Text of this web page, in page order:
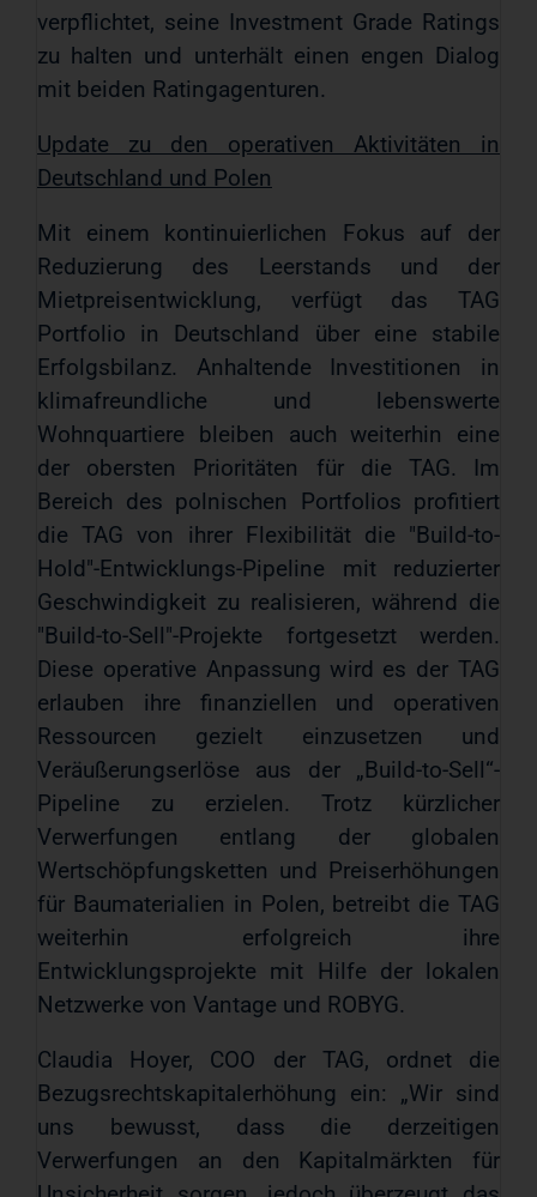
verpflichtet, seine Investment Grade Ratings
zu halten und unterhält einen engen Dialog
mit beiden Ratingagenturen.
Update zu den operativen Aktivitäten in
Deutschland und Polen
Mit einem kontinuierlichen Fokus auf der
Reduzierung des Leerstands und der
Mietpreisentwicklung, verfügt das TAG
Portfolio in Deutschland über eine stabile
Erfolgsbilanz. Anhaltende Investitionen in
klimafreundliche und lebenswerte
Wohnquartiere bleiben auch weiterhin eine
der obersten Prioritäten für die TAG. Im
Bereich des polnischen Portfolios profitiert
die TAG von ihrer Flexibilität die "Build-to-
Hold"-Entwicklungs-Pipeline mit reduzierter
Geschwindigkeit zu realisieren, während die
"Build-to-Sell"-Projekte fortgesetzt werden.
Diese operative Anpassung wird es der TAG
erlauben ihre finanziellen und operativen
Ressourcen gezielt einzusetzen und
Veräußerungserlöse aus der „Build-to-Sell“-
Pipeline zu erzielen. Trotz kürzlicher
Verwerfungen entlang der globalen
Wertschöpfungsketten und Preiserhöhungen
für Baumaterialien in Polen, betreibt die TAG
weiterhin erfolgreich ihre
Entwicklungsprojekte mit Hilfe der lokalen
Netzwerke von Vantage und ROBYG.
Claudia Hoyer, COO der TAG, ordnet die
Bezugsrechtskapitalerhöhung ein: „Wir sind
uns bewusst, dass die derzeitigen
Verwerfungen an den Kapitalmärkten für